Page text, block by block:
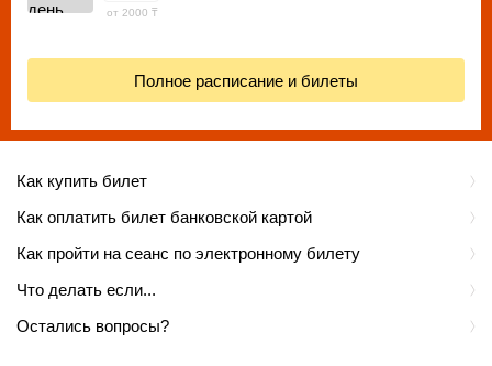
Как купить билет
Как оплатить билет банковской картой
Как пройти на сеанс по электронному билету
Что делать если...
Остались вопросы?
от 2000 ₸
Полное расписание и билеты